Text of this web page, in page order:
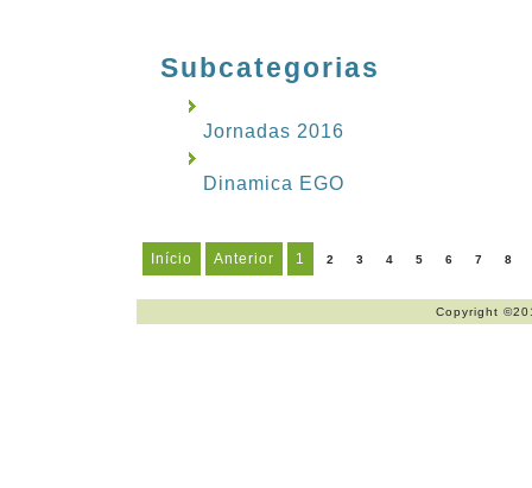
Subcategorias
Jornadas 2016
Dinamica EGO
Início Anterior 1 2 3 4 5 6 7 8
Copyright